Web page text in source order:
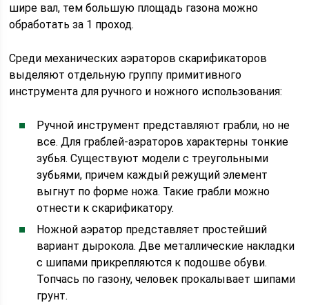
шире вал, тем большую площадь газона можно
обработать за 1 проход.
Среди механических аэраторов скарификаторов
выделяют отдельную группу примитивного
инструмента для ручного и ножного использования:
Ручной инструмент представляют грабли, но не
все. Для граблей-аэраторов характерны тонкие
зубья. Существуют модели с треугольными
зубьями, причем каждый режущий элемент
выгнут по форме ножа. Такие грабли можно
отнести к скарификатору.
Ножной аэратор представляет простейший
вариант дырокола. Две металлические накладки
с шипами прикрепляются к подошве обуви.
Топчась по газону, человек прокалывает шипами
грунт.